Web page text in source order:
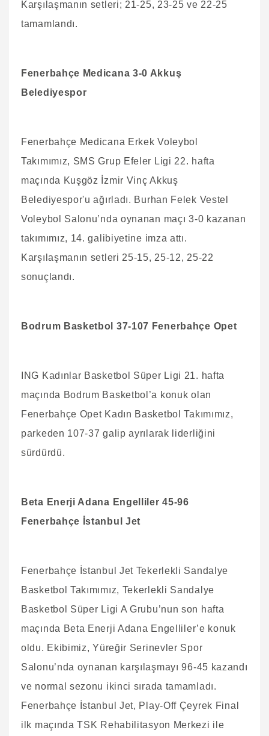
Karşılaşmanın setleri; 21-25, 23-25 ve 22-25
tamamlandı.
Fenerbahçe Medicana 3-0 Akkuş
Belediyespor
Fenerbahçe Medicana Erkek Voleybol
Takımımız, SMS Grup Efeler Ligi 22. hafta
maçında Kuşgöz İzmir Vinç Akkuş
Belediyespor'u ağırladı. Burhan Felek Vestel
Voleybol Salonu’nda oynanan maçı 3-0 kazanan
takımımız, 14. galibiyetine imza attı.
Karşılaşmanın setleri 25-15, 25-12, 25-22
sonuçlandı.
Bodrum Basketbol 37-107 Fenerbahçe Opet
ING Kadınlar Basketbol Süper Ligi 21. hafta
maçında Bodrum Basketbol’a konuk olan
Fenerbahçe Opet Kadın Basketbol Takımımız,
parkeden 107-37 galip ayrılarak liderliğini
sürdürdü.
Beta Enerji Adana Engelliler 45-96
Fenerbahçe İstanbul Jet
Fenerbahçe İstanbul Jet Tekerlekli Sandalye
Basketbol Takımımız, Tekerlekli Sandalye
Basketbol Süper Ligi A Grubu’nun son hafta
maçında Beta Enerji Adana Engelliler’e konuk
oldu. Ekibimiz, Yüreğir Serinevler Spor
Salonu’nda oynanan karşılaşmayı 96-45 kazandı
ve normal sezonu ikinci sırada tamamladı.
Fenerbahçe İstanbul Jet, Play-Off Çeyrek Final
ilk maçında TSK Rehabilitasyon Merkezi ile